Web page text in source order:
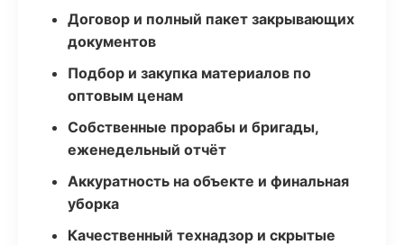
Договор и полный пакет закрывающих
документов
Подбор и закупка материалов по
оптовым ценам
Собственные прорабы и бригады,
еженедельный отчёт
Аккуратность на объекте и финальная
уборка
Качественный технадзор и скрытые